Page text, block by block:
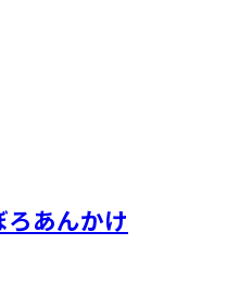
あんかけ